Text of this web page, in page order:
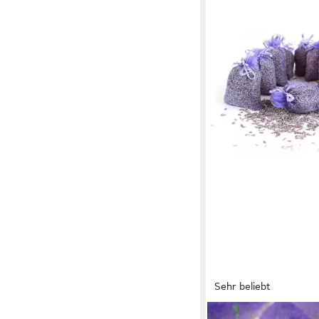
Sehr beliebt
QUERTEE